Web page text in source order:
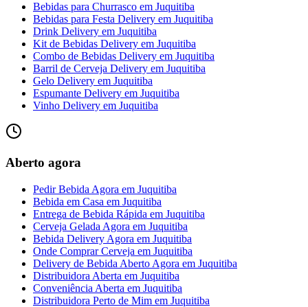
Bebidas para Churrasco em Juquitiba
Bebidas para Festa Delivery em Juquitiba
Drink Delivery em Juquitiba
Kit de Bebidas Delivery em Juquitiba
Combo de Bebidas Delivery em Juquitiba
Barril de Cerveja Delivery em Juquitiba
Gelo Delivery em Juquitiba
Espumante Delivery em Juquitiba
Vinho Delivery em Juquitiba
Aberto agora
Pedir Bebida Agora em Juquitiba
Bebida em Casa em Juquitiba
Entrega de Bebida Rápida em Juquitiba
Cerveja Gelada Agora em Juquitiba
Bebida Delivery Agora em Juquitiba
Onde Comprar Cerveja em Juquitiba
Delivery de Bebida Aberto Agora em Juquitiba
Distribuidora Aberta em Juquitiba
Conveniência Aberta em Juquitiba
Distribuidora Perto de Mim em Juquitiba